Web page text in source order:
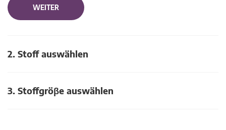
WEITER
2. Stoff auswählen
3. Stoffgröβe auswählen